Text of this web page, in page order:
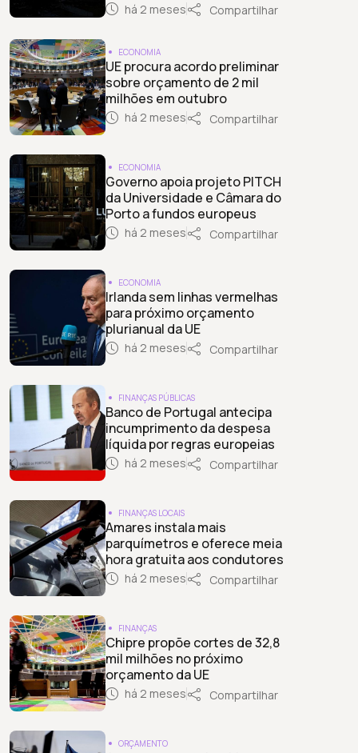
há 2 meses Compartilhar
ECONOMIA
UE procura acordo preliminar
sobre orçamento de 2 mil
milhões em outubro
há 2 meses Compartilhar
ECONOMIA
Governo apoia projeto PITCH
da Universidade e Câmara do
Porto a fundos europeus
há 2 meses Compartilhar
ECONOMIA
Irlanda sem linhas vermelhas
para próximo orçamento
plurianual da UE
há 2 meses Compartilhar
FINANÇAS PÚBLICAS
Banco de Portugal antecipa
incumprimento da despesa
líquida por regras europeias
há 2 meses Compartilhar
FINANÇAS LOCAIS
Amares instala mais
parquímetros e oferece meia
hora gratuita aos condutores
há 2 meses Compartilhar
FINANÇAS
Chipre propõe cortes de 32,8
mil milhões no próximo
orçamento da UE
há 2 meses Compartilhar
ORÇAMENTO